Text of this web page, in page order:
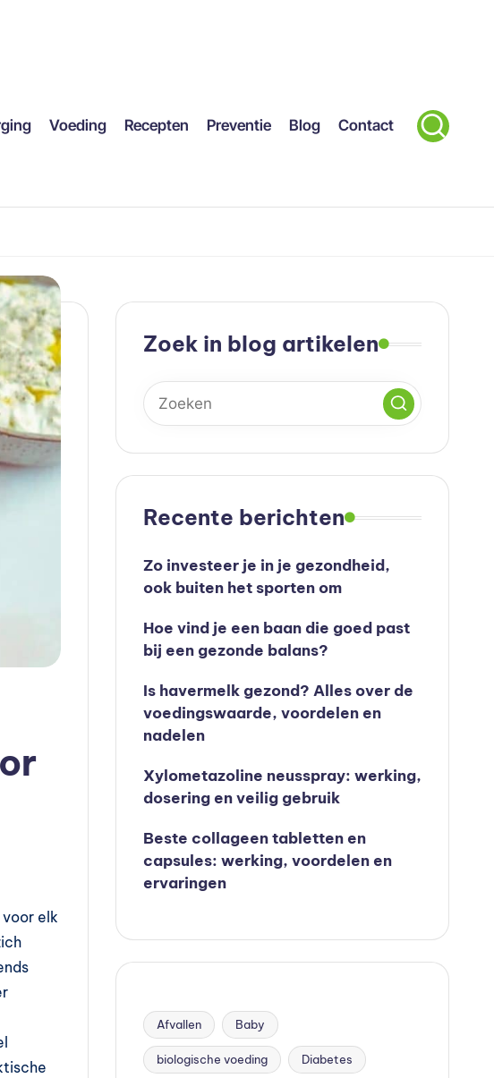
Voeding Recepten Preventie Blog Contact
elk
Zoek in blog artikelen
Recente berichten
Zo investeer je in je gezondheid,
ook buiten het sporten om
Hoe vind je een baan die goed past
bij een gezonde balans?
Is havermelk gezond? Alles over de
voedingswaarde, voordelen en
nadelen
Xylometazoline neusspray: werking,
dosering en veilig gebruik
Beste collageen tabletten en
capsules: werking, voordelen en
ervaringen
Afvallen Baby
biologische voeding Diabetes